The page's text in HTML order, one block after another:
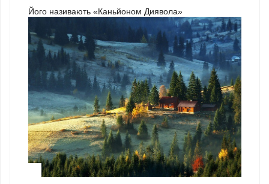
Його називають «Каньйоном Диявола»